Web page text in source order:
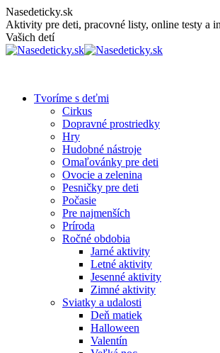
Skip
to
content
Nasedeticky.sk
Aktivity pre deti, pracovné listy, online testy a
Vašich detí
Tvoríme s deťmi
Cirkus
Dopravné prostriedky
Hry
Hudobné nástroje
Omaľovánky pre deti
Ovocie a zelenina
Pesničky pre deti
Počasie
Pre najmenších
Príroda
Ročné obdobia
Jarné aktivity
Letné aktivity
Jesenné aktivity
Zimné aktivity
Sviatky a udalosti
Deň matiek
Halloween
Valentín